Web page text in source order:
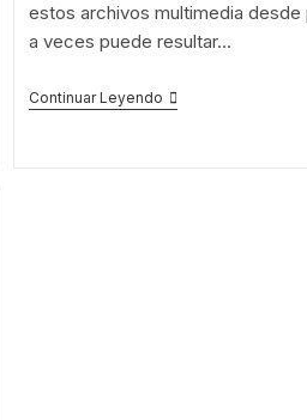
estos archivos multimedia
a veces puede resultar…
Continuar Leyendo